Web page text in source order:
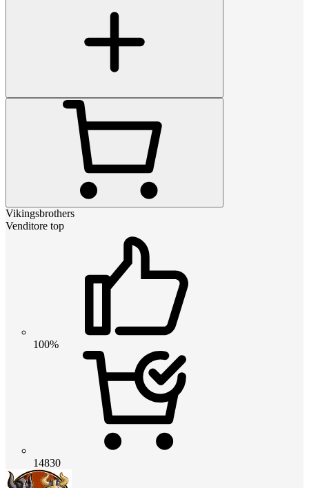
Vikingsbrothers
Venditore top
100%
14830